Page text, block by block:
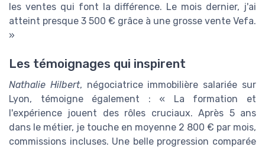
les ventes qui font la différence. Le mois dernier, j'ai
atteint presque 3 500 € grâce à une grosse vente Vefa.
»
Les témoignages qui inspirent
Nathalie Hilbert, négociatrice immobilière salariée sur
Lyon, témoigne également : « La formation et
l'expérience jouent des rôles cruciaux. Après 5 ans
dans le métier, je touche en moyenne 2 800 € par mois,
commissions incluses. Une belle progression comparée